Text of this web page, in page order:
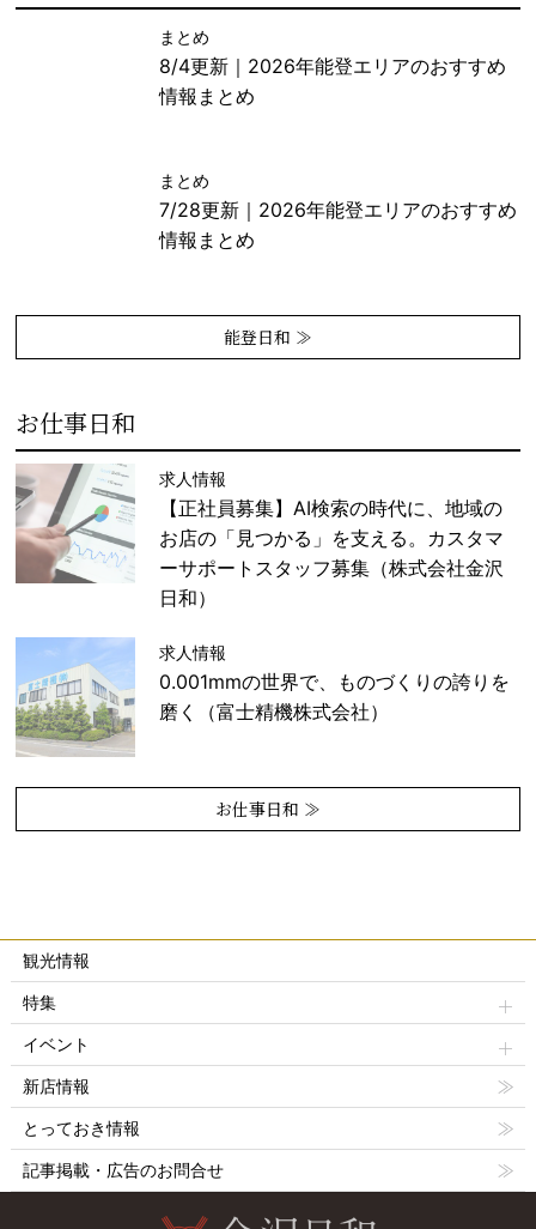
まとめ
8/4更新｜2026年能登エリアのおすすめ
情報まとめ
まとめ
7/28更新｜2026年能登エリアのおすすめ
情報まとめ
能登日和 ≫
お仕事日和
求人情報
【正社員募集】AI検索の時代に、地域の
お店の「見つかる」を支える。カスタマ
ーサポートスタッフ募集（株式会社金沢
日和）
求人情報
0.001mmの世界で、ものづくりの誇りを
磨く（富士精機株式会社）
お仕事日和 ≫
観光情報
特集
イベント
新店情報
とっておき情報
記事掲載・広告のお問合せ